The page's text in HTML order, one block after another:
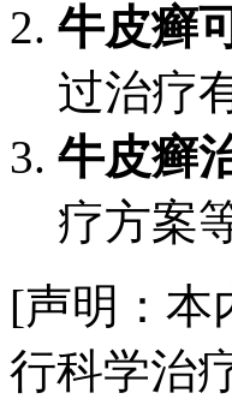
牛皮癣
过治疗
牛皮癣
疗方案
[声明：本
行科学治